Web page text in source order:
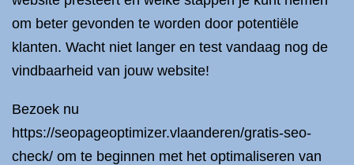
om beter gevonden te worden door potentiële
klanten. Wacht niet langer en test vandaag nog de
vindbaarheid van jouw website!
Bezoek nu
https://seopageoptimizer.vlaanderen/gratis-seo-
check/ om te beginnen met het optimaliseren van